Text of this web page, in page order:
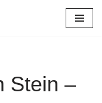
Stein –